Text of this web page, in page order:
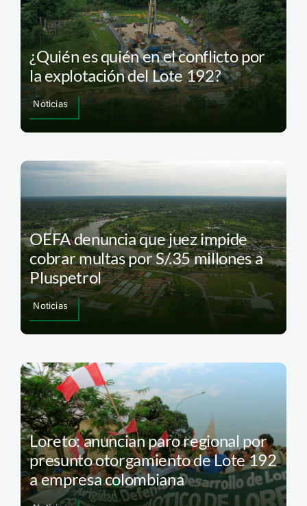
¿Quién es quién en el conflicto por
la explotación del Lote 192?
Noticias
OEFA denuncia que juez impide
cobrar multas por S/.35 millones a
Pluspetrol
Noticias
Loreto: anuncian paro regional por
presunto otorgamiento de Lote 192
a empresa colombiana